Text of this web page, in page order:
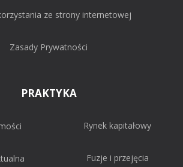
ze strony internetowej
Zasady Prywatności
PRAKTYKA
Rynek kapitałowy
Fuzje i przejęcia